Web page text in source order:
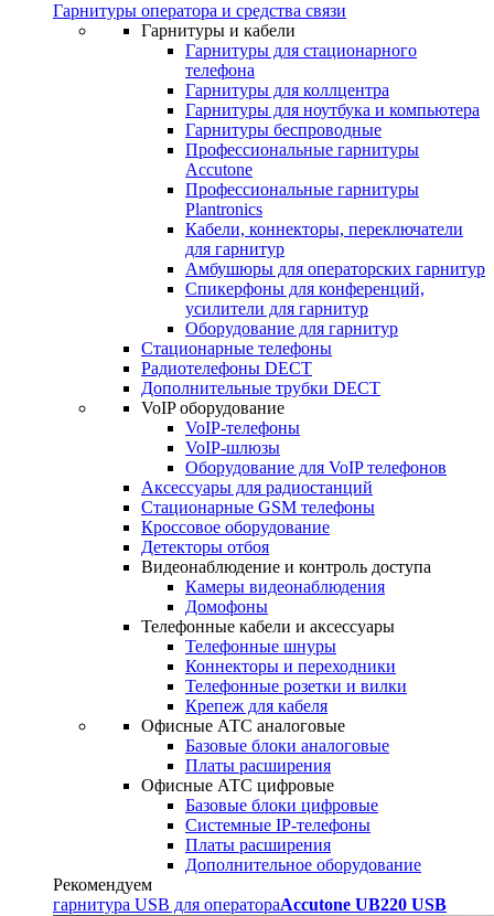
Гарнитуры оператора и средства связи
Гарнитуры и кабели
Гарнитуры для стационарного
телефона
Гарнитуры для коллцентра
Гарнитуры для ноутбука и компьютера
Гарнитуры беспроводные
Профессиональные гарнитуры
Accutone
Профессиональные гарнитуры
Plantronics
Кабели, коннекторы, переключатели
для гарнитур
Амбушюры для операторских гарнитур
Cпикерфоны для конференций,
усилители для гарнитур
Оборудование для гарнитур
Стационарные телефоны
Радиотелефоны DECT
Дополнительные трубки DECT
VoIP оборудование
VoIP-телефоны
VoIP-шлюзы
Оборудование для VoIP телефонов
Аксессуары для радиостанций
Стационарные GSM телефоны
Кроссовое оборудование
Детекторы отбоя
Видеонаблюдение и контроль доступа
Камеры видеонаблюдения
Домофоны
Телефонные кабели и аксессуары
Телефонные шнуры
Коннекторы и переходники
Телефонные розетки и вилки
Крепеж для кабеля
Офисные АТС аналоговые
Базовые блоки аналоговые
Платы расширения
Офисные АТС цифровые
Базовые блоки цифровые
Системные IP-телефоны
Платы расширения
Дополнительное оборудование
Рекомендуем
гарнитура USB для оператораAccutone UB220 USB